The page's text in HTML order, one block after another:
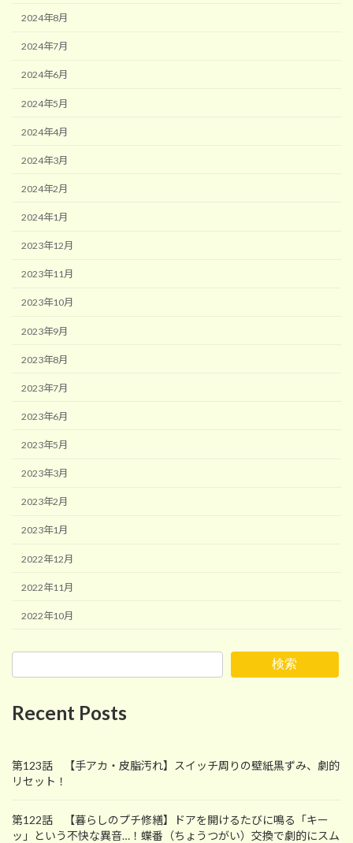
2024年8月
2024年7月
2024年6月
2024年5月
2024年4月
2024年3月
2024年2月
2024年1月
2023年12月
2023年11月
2023年10月
2023年9月
2023年8月
2023年7月
2023年6月
2023年5月
2023年3月
2023年2月
2023年1月
2022年12月
2022年11月
2022年10月
検索
Recent Posts
第123話 【手アカ・皮脂汚れ】スイッチ周りの壁紙黒ずみ、劇的
リセット！
第122話 【暮らしのプチ修繕】ドアを開けるたびに鳴る「キー
ッ」という不快な異音…！蝶番（ちょうつがい）交換で劇的にスム